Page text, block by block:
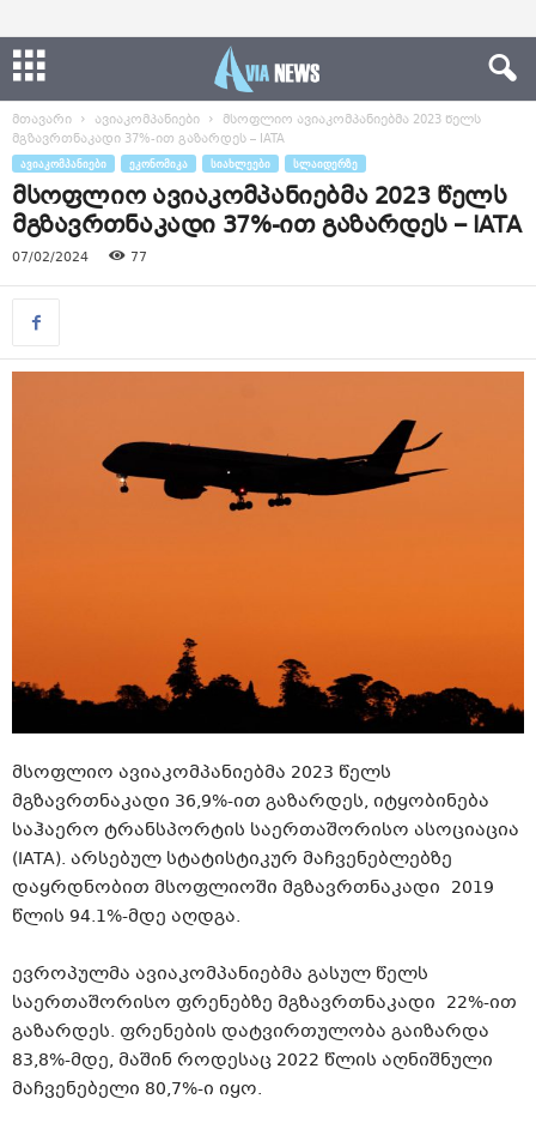
მთავარი ავიაკომპანიები
მსოფლიო ავიაკომპანიებმა 2023 წელს
მგზავრთნაკადი 37%-ით გაზარდეს – IATA
ᲐᲕᲘᲐᲙᲝᲛᲞᲐᲜᲘᲔᲑᲘ ᲔᲙᲝᲜᲝᲛᲘᲙᲐ ᲡᲘᲐᲮᲚᲔᲔᲑᲘ ᲡᲚᲐᲘᲓᲔᲠᲖᲔ
მსოფლიო ავიაკომპანიებმა 2023 წელს
მგზავრთნაკადი 37%-ით გაზარდეს – IATA
07/02/2024 77
მსოფლიო ავიაკომპანიებმა 2023 წელს
მგზავრთნაკადი 36,9%-ით გაზარდეს, იტყობინება
საჰაერო ტრანსპორტის საერთაშორისო ასოციაცია
(IATA). არსებულ სტატისტიკურ მაჩვენებლებზე
დაყრდნობით მსოფლიოში მგზავრთნაკადი 2019
წლის 94.1%-მდე აღდგა.
ევროპულმა ავიაკომპანიებმა გასულ წელს
საერთაშორისო ფრენებზე მგზავრთნაკადი 22%-ით
გაზარდეს. ფრენების დატვირთულობა გაიზარდა
83,8%-მდე, მაშინ როდესაც 2022 წლის აღნიშნული
მაჩვენებელი 80,7%-ი იყო.